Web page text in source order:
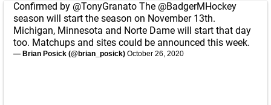
Confirmed by @TonyGranato The @BadgerMHockey
season will start the season on November 13th.
Michigan, Minnesota and Norte Dame will start that day
too. Matchups and sites could be announced this week.
— Brian Posick (@brian_posick) October 26, 2020